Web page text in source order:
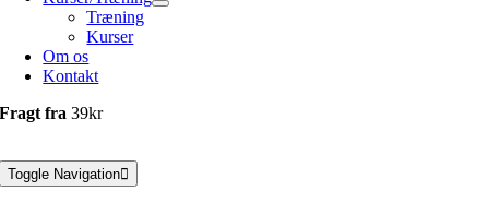
Træning
Kurser
Om os
Kontakt
Fragt fra39kr
Toggle Navigation